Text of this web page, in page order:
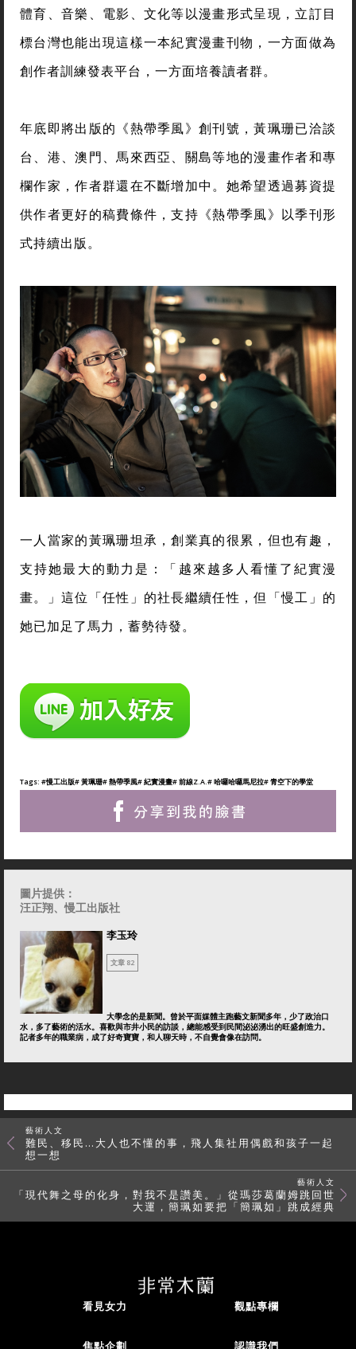
體育、音樂、電影、文化等以漫畫形式呈現，立訂目
標台灣也能出現這樣一本紀實漫畫刊物，一方面做為
創作者訓練發表平台，一方面培養讀者群。
年底即將出版的《熱帶季風》創刊號，黃珮珊已洽談
台、港、澳門、馬來西亞、關島等地的漫畫作者和專
欄作家，作者群還在不斷增加中。她希望透過募資提
供作者更好的稿費條件，支持《熱帶季風》以季刊形
式持續出版。
一人當家的黃珮珊坦承，創業真的很累，但也有趣，
支持她最大的動力是：「越來越多人看懂了紀實漫
畫。」這位「任性」的社長繼續任性，但「慢工」的
她已加足了馬力，蓄勢待發。
Tags: #慢工出版# 黃珮珊# 熱帶季風# 紀實漫畫# 前線Z.A.# 哈囉哈囉馬尼拉# 青空下的學堂
圖片提供：
汪正翔、慢工出版社
李玉玲
文章 82
大學念的是新聞。曾於平面媒體主跑藝文新聞多年，少了政治口
水，多了藝術的活水。喜歡與市井小民的訪談，總能感受到民間泌泌湧出的旺盛創造力。
記者多年的職業病，成了好奇寶寶，和人聊天時，不自覺會像在訪問。
藝術人文
難民、移民…大人也不懂的事，飛人集社用偶戲和孩子一起
想一想
藝術人文
「現代舞之母的化身，對我不是讚美。」從瑪莎葛蘭姆跳回世
大運，簡珮如要把「簡珮如」跳成經典
看見女力 觀點專欄
焦點企劃 認識我們